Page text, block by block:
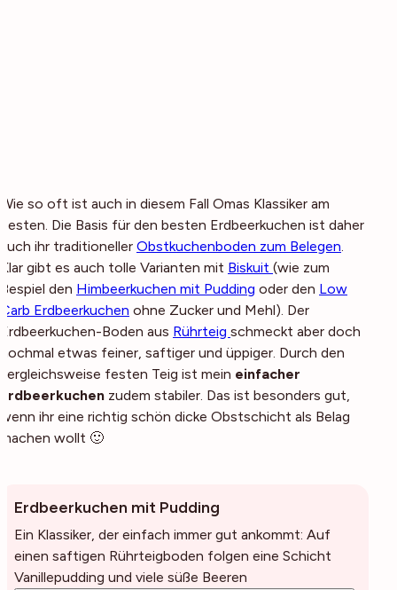
Wie so oft ist auch in diesem Fall Omas Klassiker am
besten. Die Basis für den besten Erdbeerkuchen ist daher
auch ihr traditioneller Obstkuchenboden zum Belegen.
Klar gibt es auch tolle Varianten mit Biskuit (wie zum
Bespiel den Himbeerkuchen mit Pudding oder den Low
Carb Erdbeerkuchen ohne Zucker und Mehl). Der
Erdbeerkuchen-Boden aus Rührteig schmeckt aber doch
nochmal etwas feiner, saftiger und üppiger. Durch den
vergleichsweise festen Teig ist mein einfacher
Erdbeerkuchen zudem stabiler. Das ist besonders gut,
wenn ihr eine richtig schön dicke Obstschicht als Belag
machen wollt 🙂
Erdbeerkuchen mit Pudding
Ein Klassiker, der einfach immer gut ankommt: Auf
einen saftigen Rührteigboden folgen eine Schicht
Vanillepudding und viele süße Beeren